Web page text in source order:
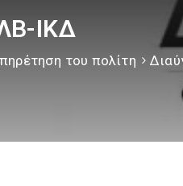
ΙΚΔ
του πολίτη